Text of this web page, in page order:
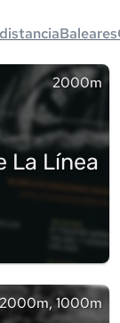
Baleares
2000m
La Línea
2000m, 1000m